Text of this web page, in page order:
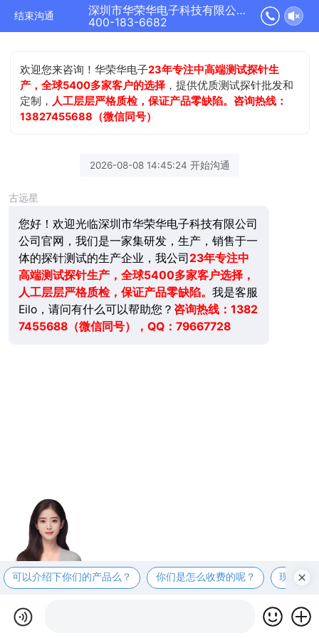
结束沟通
深圳市华荣华电子科技有限公司正在为您服务
400-183-6682
欢迎您来咨询！华荣华电子23年专注中高端测试探针生
产，全球5400多家客户的选择 ，提供优质测试探针批发和
定制， 人工层层严格质检，保证产品零缺陷。咨询热线：
13827455688（微信同号）
2026-08-08 14:45:24 开始沟通
古远星
您好！欢迎光临深圳市华荣华电子科技有限公司
公司官网，我们是一家集研发，生产，销售于一
体的探针测试的生产企业，我公司23年专注中
高端测试探针生产，全球5400多家客户选择，
人工层层严格质检，保证产品零缺陷。 我是客服
Eilo，请问有什么可以帮助您？ 咨询热线：1382
7455688（微信同号），QQ：79667728
可以介绍下你们的产品么？ 你们是怎么收费的呢？ 现在有